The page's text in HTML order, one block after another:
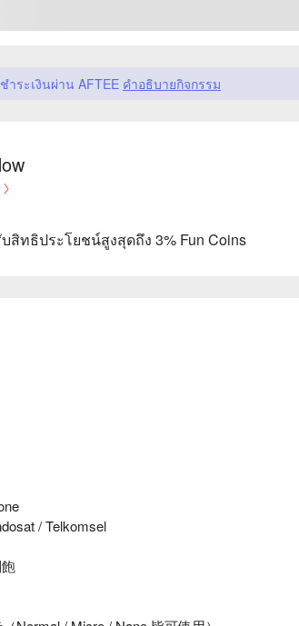
ำระเงินผ่าน AFTEE คำอธิบายกิจกรรม
สิทธิประโยชน์สูงสุดถึง 3% Fun Coins
/ Telkomsel